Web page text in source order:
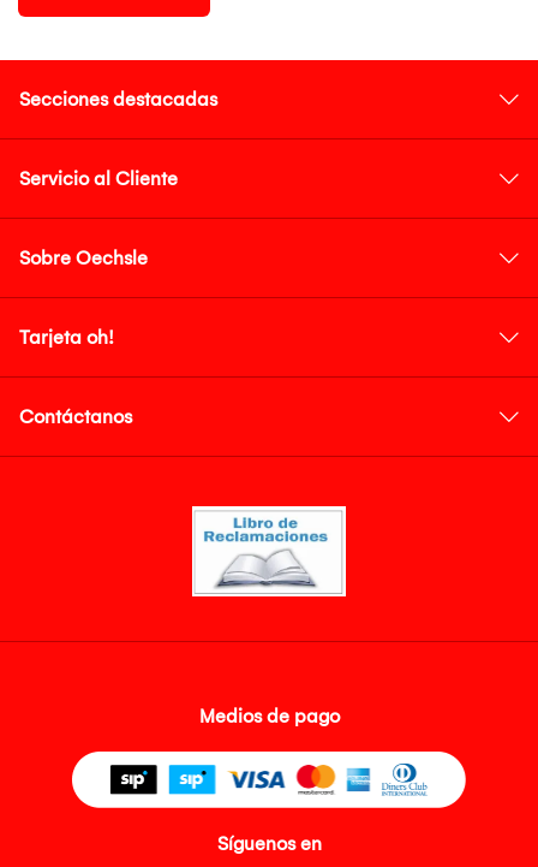
Secciones destacadas
Servicio al Cliente
Sobre Oechsle
Tarjeta oh!
Contáctanos
Medios de pago
Síguenos en